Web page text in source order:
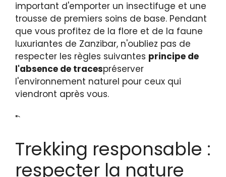
important d'emporter un insectifuge et une
trousse de premiers soins de base. Pendant
que vous profitez de la flore et de la faune
luxuriantes de Zanzibar, n'oubliez pas de
respecter les règles suivantes principe de
l'absence de tracespréserver
l'environnement naturel pour ceux qui
viendront après vous.
"`
Trekking responsable :
respecter la nature